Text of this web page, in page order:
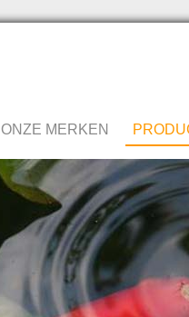
ONZE MERKEN